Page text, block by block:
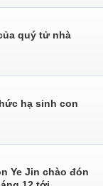
quý tử nhà
hạ sinh con
Ye Jin chào đón